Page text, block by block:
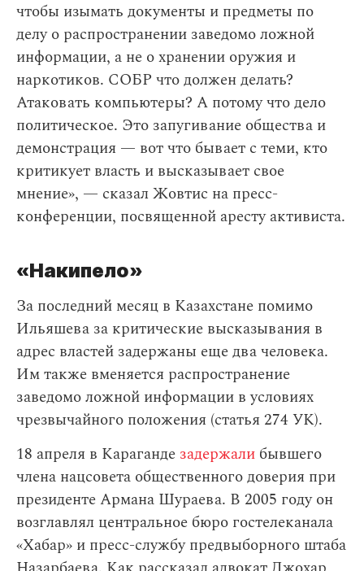
чтобы изымать документы и предметы по
делу о распространении заведомо ложной
информации, а не о хранении оружия и
наркотиков. СОБР что должен делать?
Атаковать компьютеры? А потому что дело
политическое. Это запугивание общества и
демонстрация — вот что бывает с теми, кто
критикует власть и высказывает свое
мнение», — сказал Жовтис на пресс-
конференции, посвященной аресту активиста.
«Накипело»
За последний месяц в Казахстане помимо
Ильяшева за критические высказывания в
адрес властей задержаны еще два человека.
Им также вменяется распространение
заведомо ложной информации в условиях
чрезвычайного положения (статья 274 УК).
18 апреля в Караганде задержали бывшего
члена нацсовета общественного доверия при
президенте Армана Шураева. В 2005 году он
возглавлял центральное бюро гостелеканала
«Хабар» и пресс-службу предвыборного штаба